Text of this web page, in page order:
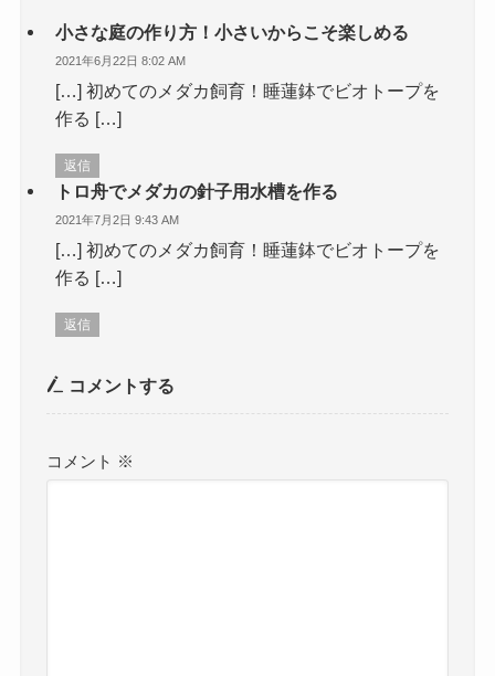
小さな庭の作り方！小さいからこそ楽しめる
2021年6月22日 8:02 AM
[…] 初めてのメダカ飼育！睡蓮鉢でビオトープを
作る […]
返信
トロ舟でメダカの針子用水槽を作る
2021年7月2日 9:43 AM
[…] 初めてのメダカ飼育！睡蓮鉢でビオトープを
作る […]
返信
コメントする
コメント ※